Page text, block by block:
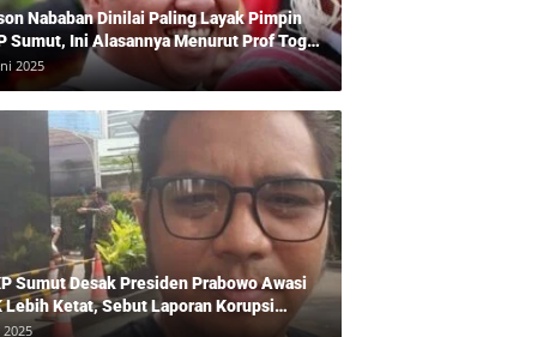
Nababan Dinilai Paling Layak Pimpin
Sumut, Ini Alasannya Menurut Prof Togu
2025
Sumut Desak Presiden Prabowo Awasi
Lebih Ketat, Sebut Laporan Korupsi
2025